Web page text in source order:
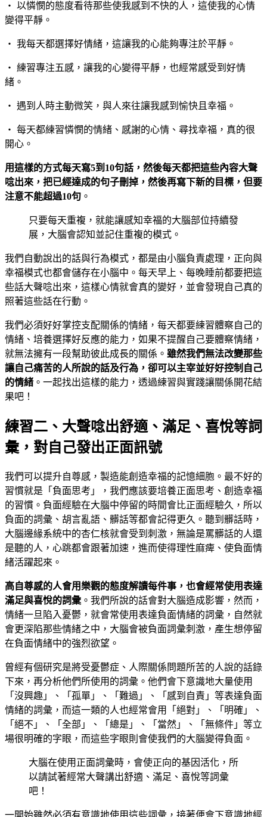
‧ 以憐憫的態度看待那些使我感到不快的人，這使我的心情
變得平靜。
‧ 我每天都選擇好情緒，這讓我的心能夠專注於平靜。
‧ 練習專注五感，讓我的心變得平靜，也經常感受到好情
緒。
‧ 遇到人時主動微笑，與人來往讓我感到愉快且幸福。
‧ 每天都練習憐憫的情緒、感謝的心情、尋找幸福，真的很
開心。
用這樣的方式每天寫5到10句話，然後每天都把這些內容大聲
唸出來，把已經達成的句子刪掉，然後再寫下新的目標，但要
注意不能超過10句 。
只要每天重複，就能讓感知幸福的大腦部位持續發
展，大腦會認知並記住重複的模式。
我們自動說出的話與行為模式，都是由小腦負責處理，正向與
幸福模式也都會儲存在小腦中。每天早上、每晚睡前都要把這
些話大聲唸出來，這樣心情就會真的變好，並會發現自己真的
照著這些話在行動。
我們必須好好掌控支配關係的情緒，每天都要練習體察自己的
情緒、培養選擇好反應的能力，如果不提醒自己要體察情緒，
就無法擁有一段幫助彼此成長的關係。 雖然我們無法改變那些
讓自己痛苦的人所說的話及行為，卻可以主宰並好好控制自己
的情緒 。一起找出這樣的能力，透過練習與實踐讓關係開花結
果吧！
練習二、大聲唸出舒適、滿足、喜悅等詞
彙，對自己發出正面訊號
我們可以提升自尊感，製造能創造幸福的記憶細胞。最不好的
習慣就是「負面思考」，我們應該要培養正面思考、創造幸福
的習慣。負面經驗在大腦中停留的時間會比正面經驗久，所以
負面的詞彙、胡言亂語、髒話等都會記得更久。聽到髒話時，
大腦邊緣系統中的杏仁核就會受到刺激，無論是罵髒話的人還
是聽的人，心跳都會跟著加速，進而使得理性麻痺、使負面情
緒活躍起來。
高自尊感的人會用樂觀的態度解讀每件事，也會經常使用表達
滿足與喜悅的詞彙 。我們所說的話會對大腦造成影響，然而，
情緒一旦陷入憂鬱，就會常使用表達負面情緒的詞彙，自然就
會更深陷那些情緒之中，大腦會被負面詞彙刺激，產生想停留
在負面情緒中的強烈欲望。
曾經有個研究是將受憂鬱症、人際關係問題所苦的人說的話錄
下來，再分析他們所使用的詞彙。他們會下意識地大量使用
「沒興趣」、「孤單」、「難過」、「感到自責」等表達負面
情緒的詞彙，而這一類的人也經常會用「絕對」、「明確」、
「絕不」、「全部」、「總是」、「當然」、「無條件」等立
場很明確的字眼，而這些字眼則會使我們的大腦變得負面。
大腦在使用正面詞彙時，會使正向的基因活化，所
以請試著經常大聲講出舒適、滿足、喜悅等詞彙
吧！
一開始雖然必須有意識地使用這些詞彙，接著便會下意識地經